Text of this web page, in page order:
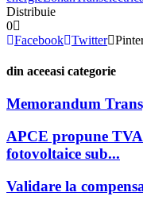
Distribuie
0
Facebook Twitter
din aceeasi categorie
Memorandum
APCE propune
fotovoltaice sub...
Validare la